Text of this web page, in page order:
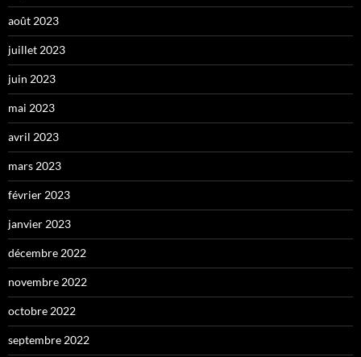
août 2023
juillet 2023
juin 2023
mai 2023
avril 2023
mars 2023
février 2023
janvier 2023
décembre 2022
novembre 2022
octobre 2022
septembre 2022